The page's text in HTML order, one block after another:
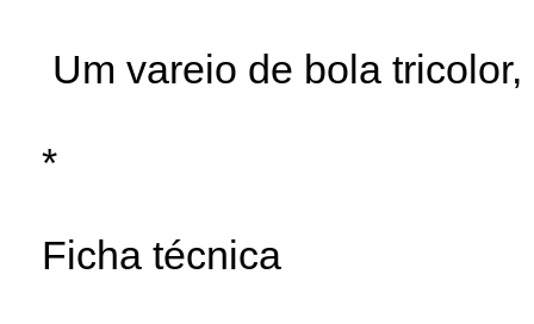
Um vareio de bola
*
Ficha técnica